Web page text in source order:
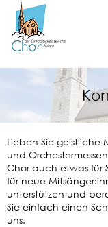
Lieben Sie geistliche
und
Chor auch etwas für
für neue
unterstützen und
Sie einfach einen
uns.